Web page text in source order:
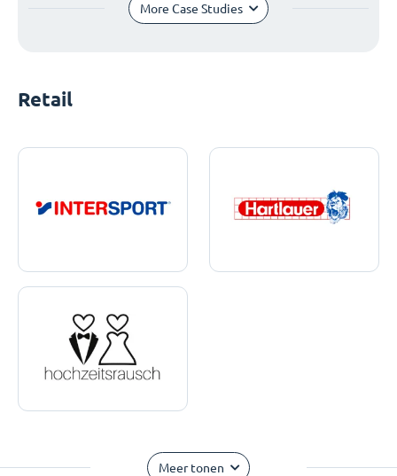
More Case Studies
Retail
Meer tonen